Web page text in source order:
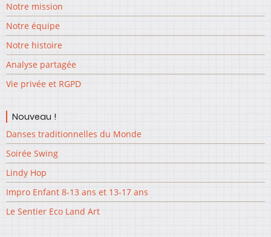
Notre mission
Notre équipe
Notre histoire
Analyse partagée
Vie privée et RGPD
Nouveau !
Danses traditionnelles du Monde
Soirée Swing
Lindy Hop
Impro Enfant 8-13 ans et 13-17 ans
Le Sentier Eco Land Art